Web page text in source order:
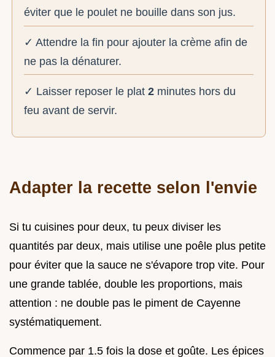
éviter que le poulet ne bouille dans son jus.
✓ Attendre la fin pour ajouter la crème afin de
ne pas la dénaturer.
✓ Laisser reposer le plat2 minutes hors du
feu avant de servir.
Adapter la recette selon l'envie
Si tu cuisines pour deux, tu peux diviser les
quantités par deux, mais utilise une poêle plus petite
pour éviter que la sauce ne s'évapore trop vite. Pour
une grande tablée, double les proportions, mais
attention : ne double pas le piment de Cayenne
systématiquement.
Commence par 1.5 fois la dose et goûte. Les épices